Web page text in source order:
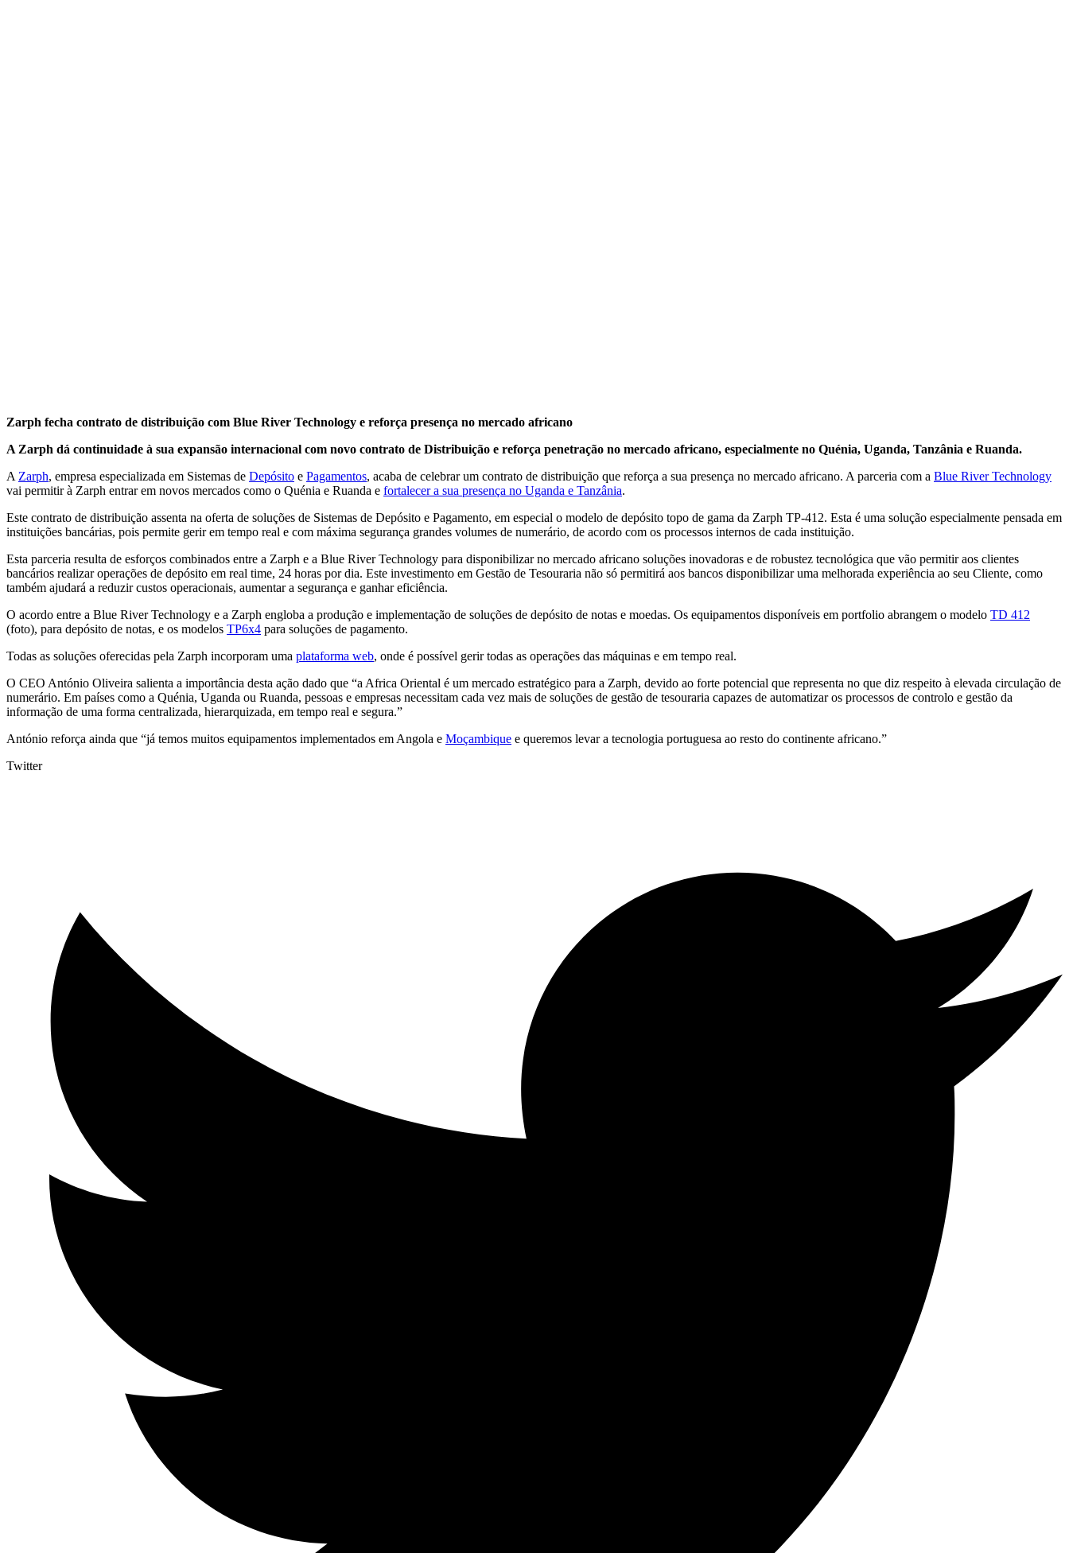
Zarph fecha contrato de distribuição com Blue River Technology e reforça presença no mercado africano
A Zarph dá continuidade à sua expansão internacional com novo contrato de Distribuição e reforça penetração no mercado africano, especialmente no Quénia, Uganda, Tanzânia e Ruanda.
A Zarph, empresa especializada em Sistemas de Depósito e Pagamentos, acaba de celebrar um contrato de distribuição que reforça a sua presença no mercado africano. A parceria com a Blue River Technology
vai permitir à Zarph entrar em novos mercados como o Quénia e Ruanda e fortalecer a sua presença no Uganda e Tanzânia.
Este contrato de distribuição assenta na oferta de soluções de Sistemas de Depósito e Pagamento, em especial o modelo de depósito topo de gama da Zarph TP-412. Esta é uma solução especialmente pensada em
instituições bancárias, pois permite gerir em tempo real e com máxima segurança grandes volumes de numerário, de acordo com os processos internos de cada instituição.
Esta parceria resulta de esforços combinados entre a Zarph e a Blue River Technology para disponibilizar no mercado africano soluções inovadoras e de robustez tecnológica que vão permitir aos clientes
bancários realizar operações de depósito em real time, 24 horas por dia. Este investimento em Gestão de Tesouraria não só permitirá aos bancos disponibilizar uma melhorada experiência ao seu Cliente, como
também ajudará a reduzir custos operacionais, aumentar a segurança e ganhar eficiência.
O acordo entre a Blue River Technology e a Zarph engloba a produção e implementação de soluções de depósito de notas e moedas. Os equipamentos disponíveis em portfolio abrangem o modelo TD 412
(foto), para depósito de notas, e os modelos TP6x4 para soluções de pagamento.
Todas as soluções oferecidas pela Zarph incorporam uma plataforma web, onde é possível gerir todas as operações das máquinas e em tempo real.
O CEO António Oliveira salienta a importância desta ação dado que “a Africa Oriental é um mercado estratégico para a Zarph, devido ao forte potencial que representa no que diz respeito à elevada circulação de
numerário. Em países como a Quénia, Uganda ou Ruanda, pessoas e empresas necessitam cada vez mais de soluções de gestão de tesouraria capazes de automatizar os processos de controlo e gestão da
informação de uma forma centralizada, hierarquizada, em tempo real e segura.”
António reforça ainda que “já temos muitos equipamentos implementados em Angola e Moçambique e queremos levar a tecnologia portuguesa ao resto do continente africano.”
Twitter